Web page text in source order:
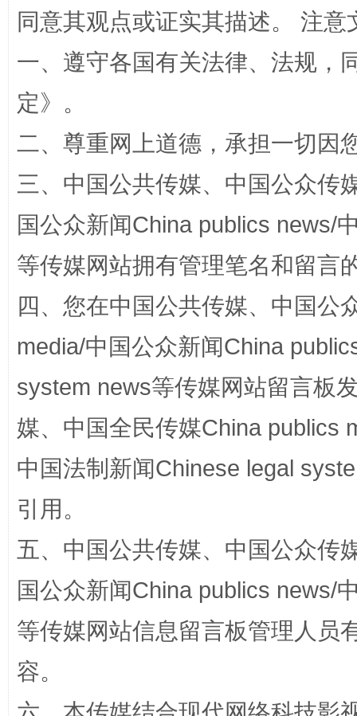
阿坝州三大球赛在茂县开幕 规模
国家大学科技园优化重塑工作
同意其观点或证实其描述。 注
一、遵守各国有关法律、法规，
定》。
二、尊重网上道德，承担一切因
三、中国公共传媒、中国公众传
国公众新闻China publics news/
等传媒网站拥有管理笔名和留言
四、您在中国公共传媒、中国公
media/中国公众新闻China
system news等传媒网站留言板
媒、中国全民传媒China publics
中国法制新闻Chinese legal
引用。
五、中国公共传媒、中国公众传
国公众新闻China publics news/
等传媒网站信息留言板管理人员
容。